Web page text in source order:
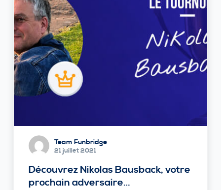
Team Funbridge
21 juillet 2021
Découvrez Nikolas Bausback, votre
prochain adversaire…